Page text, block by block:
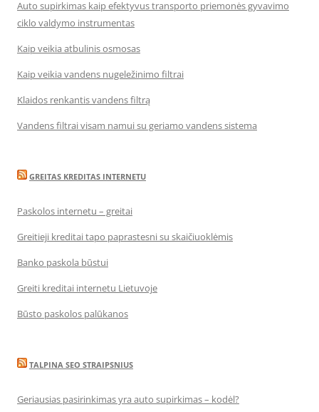
Auto supirkimas kaip efektyvus transporto priemonės gyvavimo
ciklo valdymo instrumentas
Kaip veikia atbulinis osmosas
Kaip veikia vandens nugeležinimo filtrai
Klaidos renkantis vandens filtrą
Vandens filtrai visam namui su geriamo vandens sistema
GREITAS KREDITAS INTERNETU
Paskolos internetu – greitai
Greitieji kreditai tapo paprastesni su skaičiuoklėmis
Banko paskola būstui
Greiti kreditai internetu Lietuvoje
Būsto paskolos palūkanos
TALPINA SEO STRAIPSNIUS
Geriausias pasirinkimas yra auto supirkimas – kodėl?